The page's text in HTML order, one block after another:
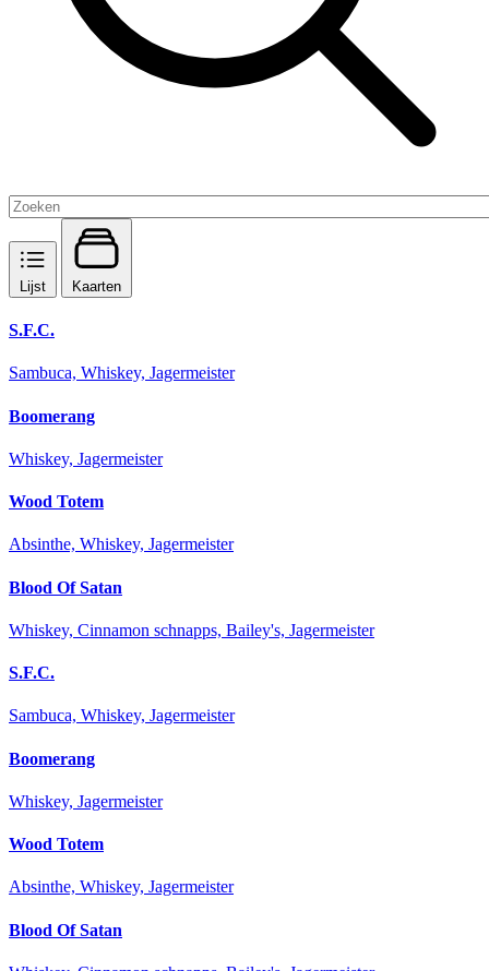
Lijst Kaarten
S.F.C.
Sambuca, Whiskey, Jagermeister
Boomerang
Whiskey, Jagermeister
Wood Totem
Absinthe, Whiskey, Jagermeister
Blood Of Satan
Whiskey, Cinnamon schnapps, Bailey's, Jagermeister
S.F.C.
Sambuca, Whiskey, Jagermeister
Boomerang
Whiskey, Jagermeister
Wood Totem
Absinthe, Whiskey, Jagermeister
Blood Of Satan